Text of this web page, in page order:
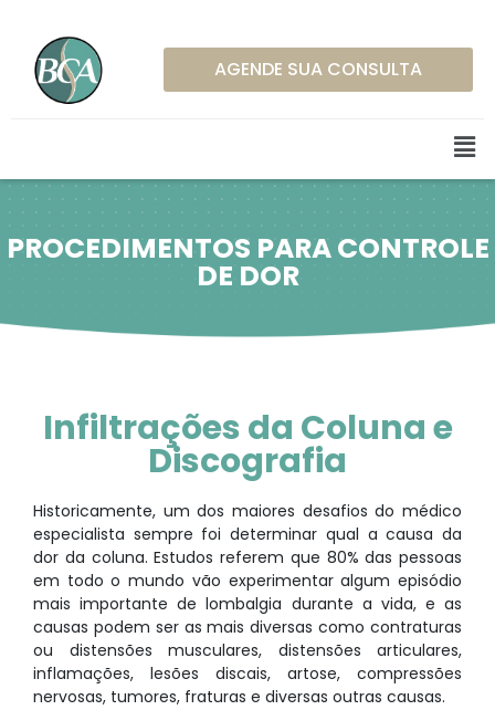
AGENDE SUA CONSULTA
PROCEDIMENTOS PARA CONTROLE
DE DOR
Infiltrações da Coluna e
Discografia
Historicamente, um dos maiores desafios do médico
especialista sempre foi determinar qual a causa da
dor da coluna. Estudos referem que 80% das pessoas
em todo o mundo vão experimentar algum episódio
mais importante de lombalgia durante a vida, e as
causas podem ser as mais diversas como contraturas
ou distensões musculares, distensões articulares,
inflamações, lesões discais, artose, compressões
nervosas, tumores, fraturas e diversas outras causas.